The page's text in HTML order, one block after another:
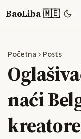
BaoLiba 🇲🇪
Početna Posts
naći